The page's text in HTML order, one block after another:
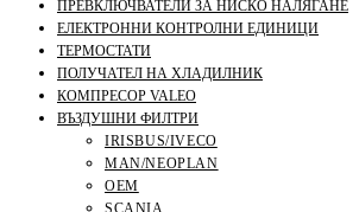
ПРЕВКЛЮЧВАТЕЛИ ЗА НИСКО НАЛЯГАНЕ
ЕЛЕКТРОННИ КОНТРОЛНИ ЕДИНИЦИ
ТЕРМОСТАТИ
ПОЛУЧАТЕЛ НА ХЛАДИЛНИК
КОМПРЕСОР VALEO
ВЪЗДУШНИ ФИЛТРИ
IRISBUS/IVECO
MAN/NEOPLAN
OEM
SCANIA